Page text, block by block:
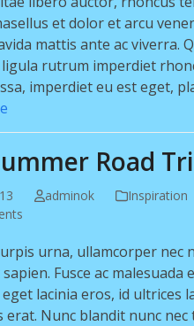
et dolor et arcu
mattis ante ac viverra.
rutrum imperdiet
imperdiet eu est eget,
Road
adminok
Inspiration
urna, ullamcorper nec
Fusce ac malesuada
lacinia eros, id ultrices
erat. Nunc blandit nunc nec